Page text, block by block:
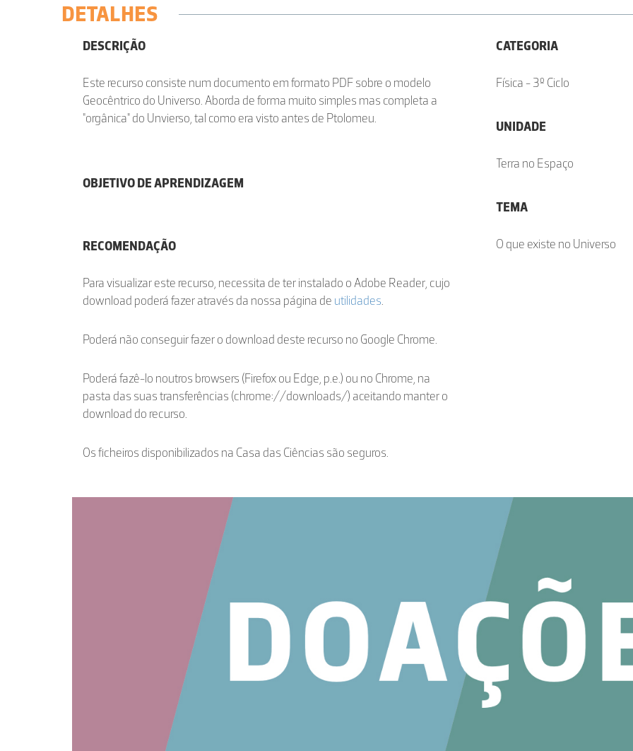
DETALHES
DESCRIÇÃO
Este recurso consiste num documento em formato PDF sobre o modelo
Geocêntrico do Universo. Aborda de forma muito simples mas completa a
"orgânica" do Unvierso, tal como era visto antes de Ptolomeu.
OBJETIVO DE APRENDIZAGEM
RECOMENDAÇÃO
Para visualizar este recurso, necessita de ter instalado o Adobe Reader, cujo
download poderá fazer através da nossa página de utilidades.
Poderá não conseguir fazer o download deste recurso no Google Chrome.
Poderá fazê-lo noutros browsers (Firefox ou Edge, p.e.) ou no Chrome, na
pasta das suas transferências (chrome://downloads/) aceitando manter o
download do recurso.
Os ficheiros disponibilizados na Casa das Ciências são seguros.
CATEGORIA
Física - 3º Ciclo
UNIDADE
Terra no Espaço
TEMA
O que existe no Universo